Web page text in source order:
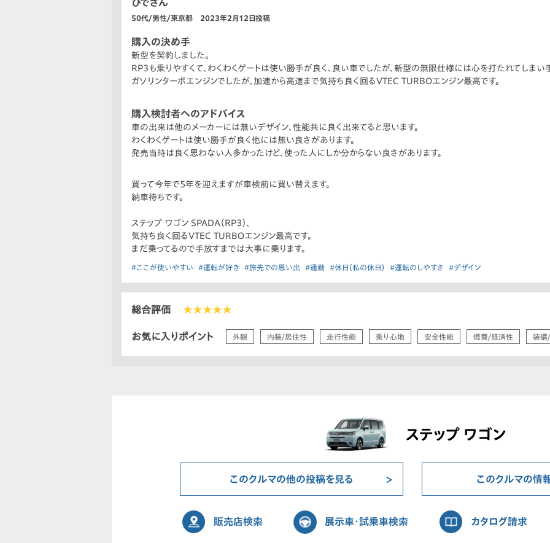
ひでさん
50代/男性/東京都 2023年2月12日投稿
購入の決め手
新型を契約しました。
RP3も乗りやすくて、わくわくゲートは使い勝手が良く、良い車でしたが、新型の無限仕様には心を打たれてしまい
ガソリンターボエンジンでしたが、加速から高速まで気持ち良く回るVTEC TURBOエンジン最高です。
購入検討者へのアドバイス
車の出来は他のメーカーには無いデザイン、性能共に良く出来てると思います。
わくわくゲートは使い勝手が良く他には無い良さがあります。
発売当時は良く思わない人多かったけど、使った人にしか分からない良さがあります。
買って今年で5年を迎えますが車検前に買い替えます。
納車待ちです。
ステップ ワゴン SPADA（RP3）、
気持ち良く回るVTEC TURBOエンジン最高です。
まだ乗ってるので手放すまでは大事に乗ります。
#ここが使いやすい #運転が好き #旅先での思い出 #通勤 #休日（私の休日） #運転のしやすさ #デザイン
総合評価 ★★★★★
お気に入りポイント 外観 内装/居住性 走行性能 乗り心地 安全性能 燃費/経済性 装備
ステップ ワゴン
このクルマの他の投稿を見る このクルマの情
販売店検索 展示車・試乗車検索 カタログ請求